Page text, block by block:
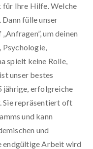
für Ihre Hilfe. Welche
fülle unser
um deinen
spielt keine Rolle,
unser bestes
jährige, erfolgreiche
Sie repräsentiert oft
und kann
und
endgültige Arbeit wird